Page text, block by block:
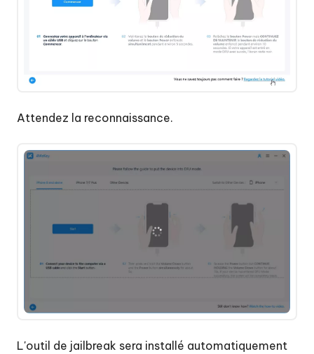
Attendez la reconnaissance.
L'outil de jailbreak sera installé automatiquement